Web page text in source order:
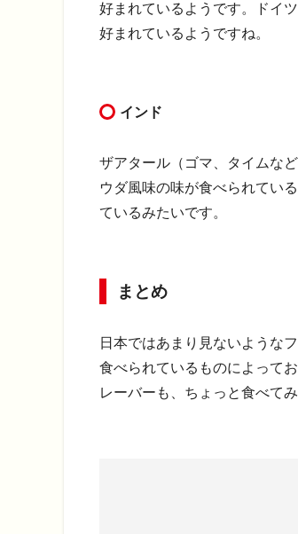
好まれているようです。
ドイ
好まれているようですね。
インド
ザアタール（ゴマ、タイムな
ウダ風味の味が食べられてい
ているみたいです。
まとめ
日本ではあまり見ないような
食べられているものによって
レーバーも、ちょっと食べてみ